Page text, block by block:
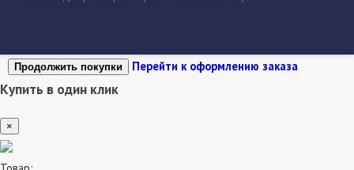
Продолжить покупки Перейти к оформлению заказа
Купить в один клик
×